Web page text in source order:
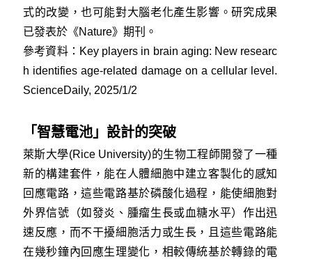
式的改變，也可能對大腦老化產生影響。研究成果
已發表於《Nature》期刊。
參考資料： Key players in brain aging: New researc
h identifies age-related damage on a cellular level.
ScienceDaily, 2025/1/2
「智慧電池」設計的突破
萊斯大學(Rice University)的生物工程師開發了一種
新的構建套件，能在人體細胞中建立客製化的感知
回應電路，這些電路基於磷酸化過程，能使細胞對
外界信號（如發炎、腫瘤生長或血糖水平）作出迅
速反應，而不干擾細胞活力或生長，且這些電路能
在幾秒鐘內回應生理變化，相較傳統基於轉錄的電